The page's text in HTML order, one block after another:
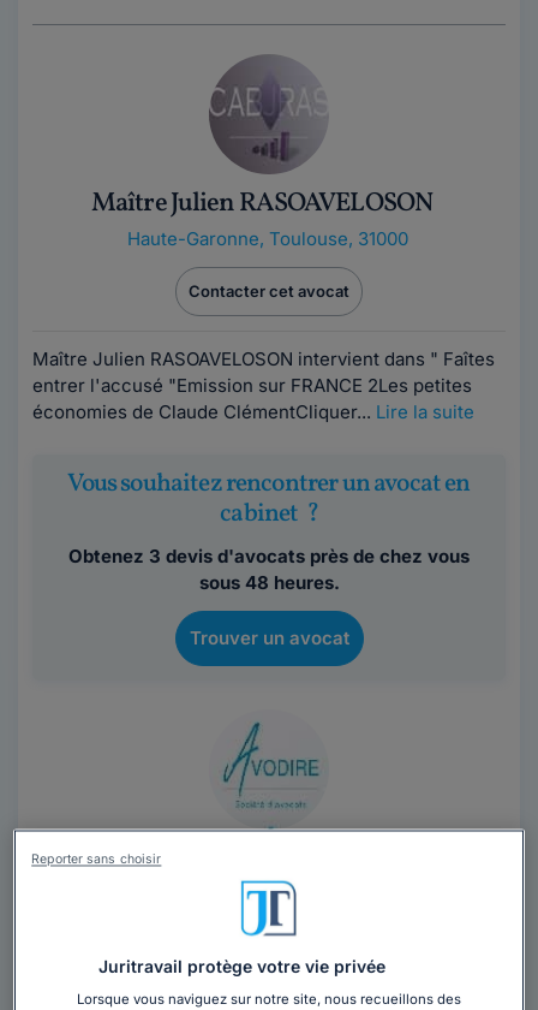
Maître Julien RASOAVELOSON
Haute-Garonne, Toulouse, 31000
Contacter cet avocat
Maître Julien RASOAVELOSON intervient dans " Faîtes
entrer l'accusé "Emission sur FRANCE 2Les petites
économies de Claude ClémentCliquer... Lire la suite
Vous souhaitez rencontrer un avocat en
cabinet ?
Obtenez 3 devis d'avocats près de chez vous
sous 48 heures.
Trouver un avocat
Avocat au barreau de Nantes
Loire-Atlantique,Nantes, 44000
Juritravail protège votre vie privée
Lorsque vous naviguez sur notre site, nous recueillons des
Reporter sans choisir